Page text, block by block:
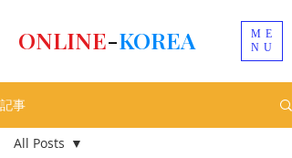
ME
NU
ONLINE-KOREA
記事
All Posts